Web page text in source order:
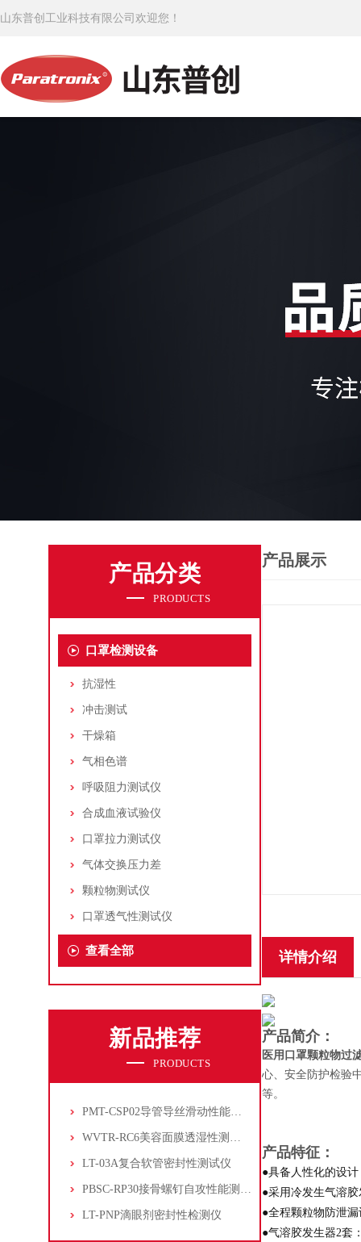
山东普创工业科技有限公司欢迎您！
产品分类
PRODUCTS
口罩检测设备
抗湿性
冲击测试
干燥箱
气相色谱
呼吸阻力测试仪
合成血液试验仪
口罩拉力测试仪
气体交换压力差
颗粒物测试仪
口罩透气性测试仪
查看全部
新品推荐
PRODUCTS
PMT-CSP02导管导丝滑动性能测试仪
WVTR-RC6美容面膜透湿性测试仪
LT-03A复合软管密封性测试仪
PBSC-RP30接骨螺钉自攻性能测试‌仪
LT-PNP滴眼剂密封性检测仪
产品展示
详情介绍
产品简介：
医用口罩颗粒物过
心、安全防护检验
等。
产品特征：
●具备人性化的设
●采用冷发生气溶
●全程颗粒物防泄
●气溶胶发生器2套